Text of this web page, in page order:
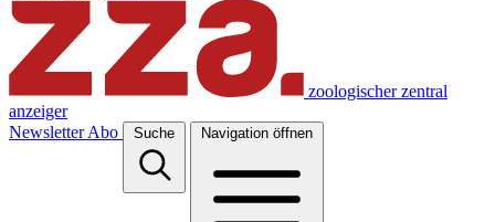
zoologischer zentral
anzeiger
Newsletter Abo Suche Navigation öffnen